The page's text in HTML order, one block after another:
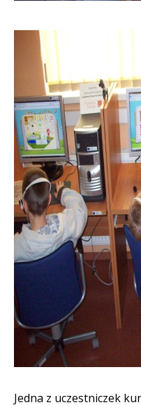
Jedna z uczestniczek